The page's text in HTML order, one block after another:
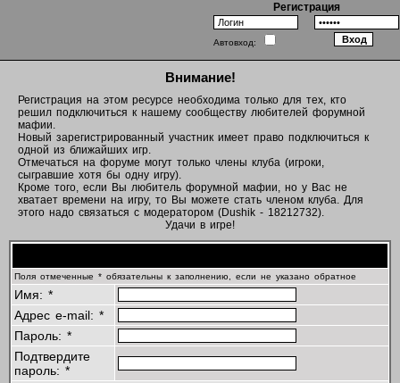
Регистрация
Автовход:
Внимание!
Регистрация на этом ресурсе необходима только для тех, кто
решил подключиться к нашему сообществу любителей форумной
мафии.
Новый зарегистрированный участник имеет право подключиться к
одной из ближайших игр.
Отмечаться на форуме могут только члены клуба (игроки,
сыгравшие хотя бы одну игру).
Кроме того, если Вы любитель форумной мафии, но у Вас не
хватает времени на игру, то Вы можете стать членом клуба. Для
этого надо связаться с модератором (Dushik - 18212732).
Удачи в игре!
Поля отмеченные * обязательны к заполнению, если не указано обратное
Имя: *
Адрес e-mail: *
Пароль: *
Подтвердите
пароль: *